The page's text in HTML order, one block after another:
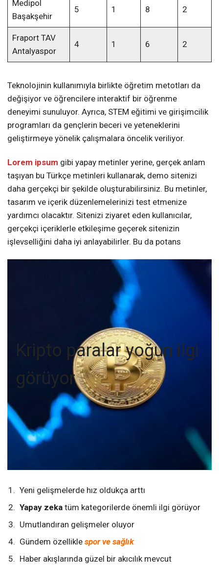
Medipol
Başakşehir
5 1 8 2
Fraport TAV
Antalyaspor
4 1 6 2
Teknolojinin kullanımıyla birlikte öğretim metotları da
değişiyor ve öğrencilere interaktif bir öğrenme
deneyimi sunuluyor. Ayrıca, STEM eğitimi ve girişimcilik
programları da gençlerin beceri ve yeteneklerini
geliştirmeye yönelik çalışmalara öncelik veriliyor.
Lorem ipsum gibi yapay metinler yerine, gerçek anlam
taşıyan bu Türkçe metinleri kullanarak, demo sitenizi
daha gerçekçi bir şekilde oluşturabilirsiniz. Bu metinler,
tasarım ve içerik düzenlemelerinizi test etmenize
yardımcı olacaktır. Sitenizi ziyaret eden kullanıcılar,
gerçekçi içeriklerle etkileşime geçerek sitenizin
işlevselliğini daha iyi anlayabilirler. Bu da potans
Kripto paralar yoğun ilgi
görüyor
Yeni gelişmelerde hız oldukça arttı
Yapay zeka tüm kategorilerde önemli ilgi görüyor
Umutlandıran gelişmeler oluyor
Gündem özellikle spor ve sağlık
Haber akışlarında güzel bir akıcılık mevcut